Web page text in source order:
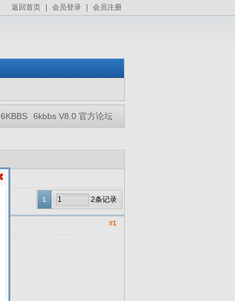
返回首页 会员登录 会员注册
6KBBS 6kbbs V8.0 官方论坛
1 2条记录
#1